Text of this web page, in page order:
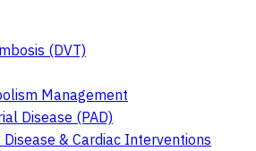
(DVT)
Management
Disease (PAD)
& Cardiac Interventions